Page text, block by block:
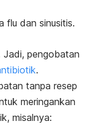
flu dan sinusitis.
Jadi, pengobatan
.
tanpa resep
meringankan
misalnya: